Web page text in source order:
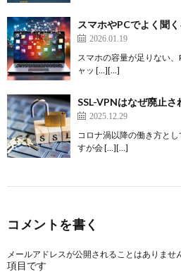
スマホやPCでよく聞
2026.01.19
スマホの容量が足りない
ャッ […][…]
SSL-VPNはなぜ廃止さ
2025.12.29
コロナ渦以降の働き方と
すが会 […][…]
コメントを書く
メールアドレスが公開されることはありませ
項目です